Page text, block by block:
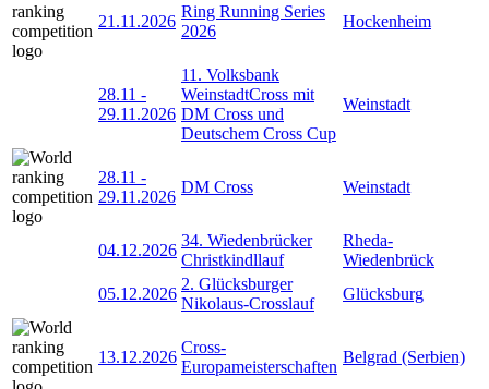
21.11.2026
Ring Running Series
2026
Hockenheim
28.11 -
29.11.2026
11. Volksbank
WeinstadtCross mit
DM Cross und
Deutschem Cross Cup
Weinstadt
28.11 -
29.11.2026
DM Cross Weinstadt
04.12.2026
34. Wiedenbrücker
Christkindllauf
Rheda-
Wiedenbrück
05.12.2026
2. Glücksburger
Nikolaus-Crosslauf
Glücksburg
13.12.2026
Cross-
Europameisterschaften
Belgrad (Serbien)